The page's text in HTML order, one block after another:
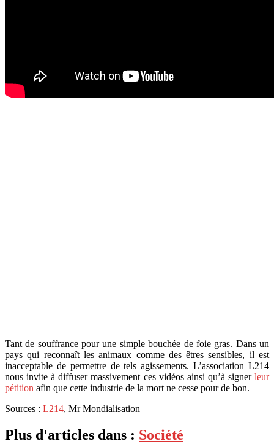
Tant de souffrance pour une simple bouchée de foie gras. Dans un
pays qui reconnaît les animaux comme des êtres sensibles, il est
inacceptable de permettre de tels agissements. L’association L214
nous invite à diffuser massivement ces vidéos ainsi qu’à signer leur
pétition afin que cette industrie de la mort ne cesse pour de bon.
Sources : L214, Mr Mondialisation
Plus d'articles dans : Société